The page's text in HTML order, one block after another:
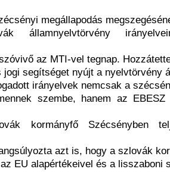
megállapodás
államnyelvtörvény
az MTI-vel tegnap.
jogi segítséget nyújt a nyelvtörvény
irányelvek nemcsak a
szembe, hanem az
kormányfő Szécsényben
azt is, hogy a szlovák
EU alapértékeivel és a lisszaboni